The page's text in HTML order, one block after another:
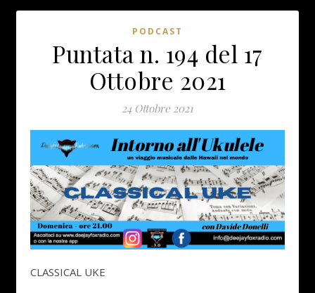
PODCAST
Puntata n. 194 del 17
Ottobre 2021
24 Ottobre 2021
CLASSICAL UKE